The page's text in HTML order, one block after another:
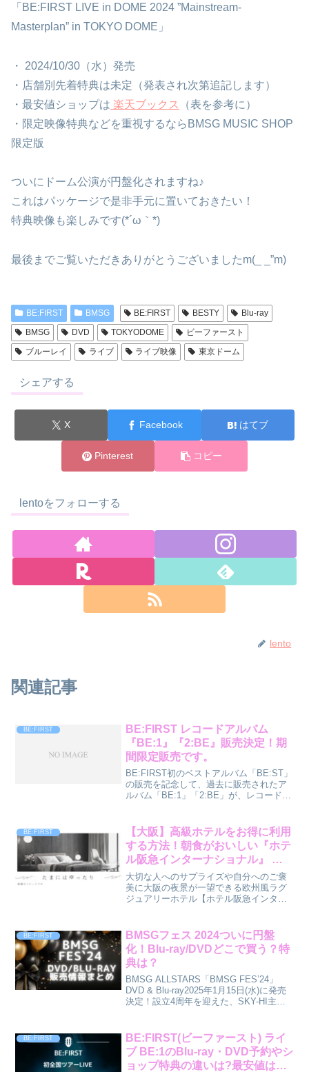
「BE:FIRST LIVE in DOME 2024 ”Mainstream-
Masterplan” in TOKYO DOME」
・ 2024/10/30（水）発売
・店舗別先着特典は未定（発表され次第追記します）
・最安値ショップは 楽天ブックス
（表を参考に）
・限定映像特典などを重視するならBMSG MUSIC SHOP
限定版
ついにドーム公演が円盤化されますね♪
これはパッケージで是非手元に置いておきたい！
特典映像も楽しみです(*´ω｀*)
最後までご覧いただきありがとうございましたm(_ _”m)
BE:FIRST BMSG BE:FIRST BESTY
Blu-ray
BMSG
DVD TOKYODOME
ビーファースト
ブルーレイ
ライブ ライブ映像 東京ドーム
シェアする
X Facebook はてブ
Pinterest コピー
lentoをフォローする
lento
関連記事
BE:FIRST
BE:FIRST レコードアルバム
『BE:1』『2:BE』販売決定！期
間限定販売です。
BE:FIRST初のベストアルバム「BE:ST」
の販売を記念して、過去に販売されたア
ルバム「BE:1」「2:BE」が、レコード盤
い音を味わえる贅沢なアルバ...
BE:FIRST
【大阪】高級ホテルをお得に利用
する方法！朝食がおいしい『ホテ
ル阪急インターナショナル』 川
村壱馬 THE RAMPAGE・三山
凌輝 BE:FIRST ロケ地
大切な人へのサプライズや自分へのご褒
美に大阪の夜景が一望できる欧州風ラグ
ジュアリーホテル【ホテル阪急インター
ルメを楽しむという方も多いのではない
でしょうか？でもたまには...
BE:FIRST
BMSGフェス 2024ついに円盤
化！Blu-ray/DVDどこで買う？特
典は？
BMSG ALLSTARS「BMSG FES’24」
DVD & Blu-ray2025年1月15日(水)に発売
決定！設立4周年を迎えた、SKY-HI主宰
BE:FIRST
BE:FIRST(ビーファースト) ライ
ブ BE:1のBlu-ray・DVD予約やシ
ョップ特典の違いは?最安値はど